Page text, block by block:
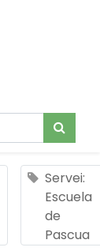
Servei:
Escuela
de
Pascua